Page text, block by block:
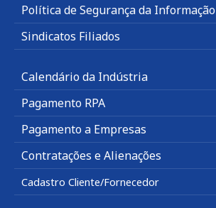
Política de Segurança da Informação
Sindicatos Filiados
Calendário da Indústria
Pagamento RPA
Pagamento a Empresas
Contratações e Alienações
Cadastro Cliente/Fornecedor